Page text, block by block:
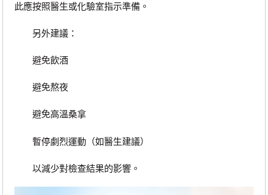
此應按照醫生或化驗室指示準備。
另外建議：
避免飲酒
避免熬夜
避免高溫桑拿
暫停劇烈運動（如醫生建議）
以減少對檢查結果的影響。